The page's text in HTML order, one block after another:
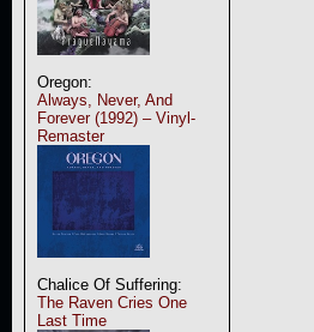
Oregon:
Always, Never, And
Forever (1992) – Vinyl-
Remaster
Chalice Of Suffering:
The Raven Cries One
Last Time